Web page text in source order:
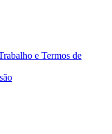
e Termos de